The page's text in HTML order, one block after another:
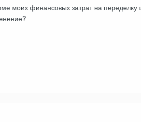
моих финансовых затрат на переделку